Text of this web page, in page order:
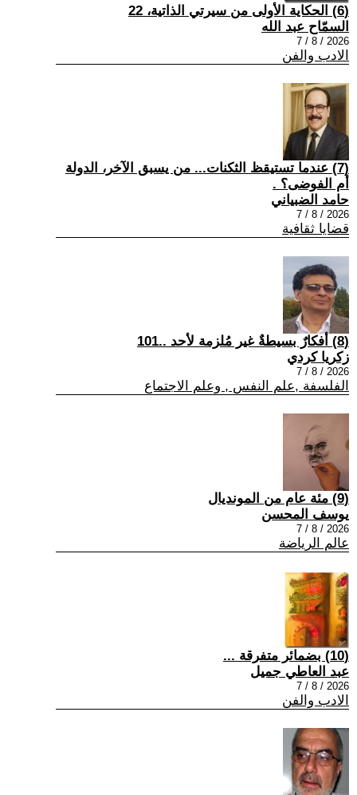
(6) الحكاية الأولى من سيرتي الذاتية، 22
السمّاح عبد الله
2026 / 8 / 7
الادب والفن
(7) عندما تستيقظ الثكنات... من يسبق الآخر، الدولة
أم الفوضى؟ .
حامد الضبياني
2026 / 8 / 7
قضايا ثقافية
(8) أفكارٌ بسيطةٌ غير مُلزمة لأحد ..101
زكريا كردي
2026 / 8 / 7
الفلسفة ,علم النفس , وعلم الاجتماع
(9) مئة عام من المونديال
يوسف المحسن
2026 / 8 / 7
عالم الرياضة
(10) بضمائر متفرقة ...
عبد العاطي جميل
2026 / 8 / 7
الادب والفن